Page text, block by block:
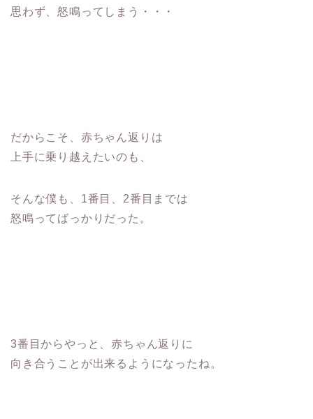
思わず、怒鳴ってしまう・・・
だからこそ、赤ちゃん返りは
上手に乗り越えたいのも、
そんな僕も、1番目、2番目までは
怒鳴ってばっかりだった。
3番目からやっと、赤ちゃん返りに
向き合うことが出来るようになったね。